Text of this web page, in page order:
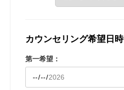
カウンセリング希望日時
第一希望：